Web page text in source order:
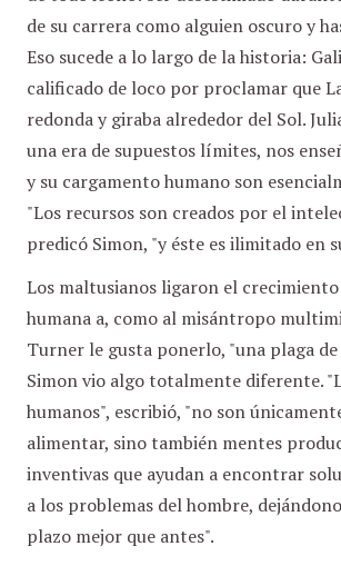
de su carrera como alguien oscuro y
Eso sucede a lo largo de la historia:
calificado de loco por proclamar que
redonda y giraba alrededor del Sol.
una era de supuestos límites, nos
y su cargamento humano son
"Los recursos son creados por el
predicó Simon, "y éste es ilimitado en
Los maltusianos ligaron el
humana a, como al misántropo
Turner le gusta ponerlo, "una plaga
Simon vio algo totalmente diferente.
humanos", escribió, "no son
alimentar, sino también mentes
inventivas que ayudan a encontrar
a los problemas del hombre,
plazo mejor que antes".